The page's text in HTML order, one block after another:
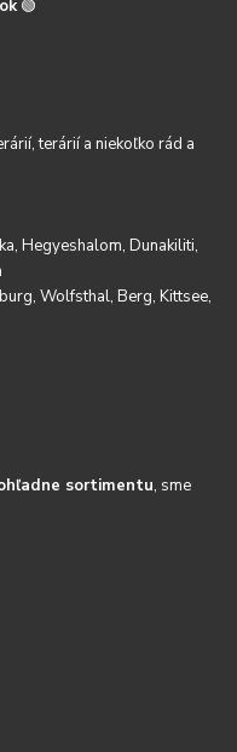
🟢
terárií a niekoľko rád a
Hegyeshalom, Dunakiliti,
Wolfsthal, Berg, Kittsee,
sortimentu, sme